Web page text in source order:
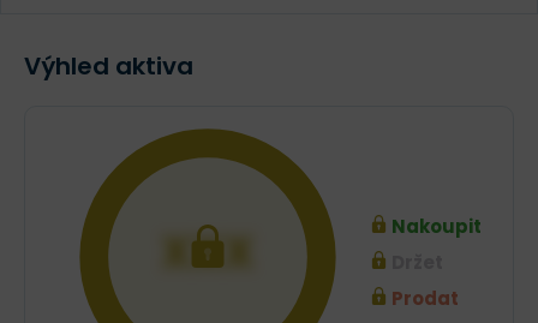
Výhled aktiva
XXX
Nakoupit
Prodat